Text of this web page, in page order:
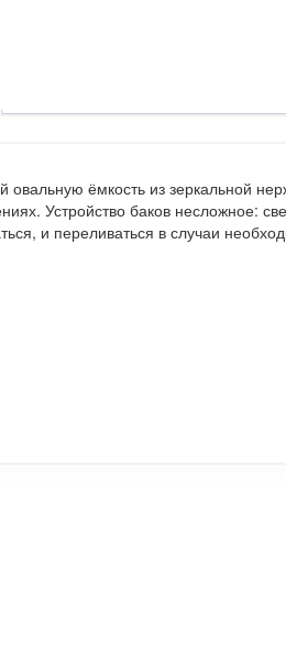
овальную ёмкость из зеркальной
Устройство баков несложное:
и переливаться в случаи